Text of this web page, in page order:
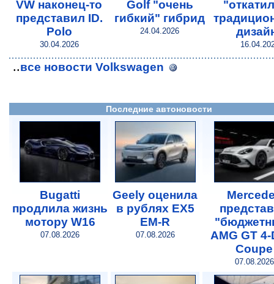
VW наконец-то
представил ID.
Polo
30.04.2026
Golf "очень
гибкий" гибрид
24.04.2026
..все новости Volkswagen
Последние автоновости
Bugatti
продлила жизнь
мотору W16
07.08.2026
Geely оценила
в рублях EX5
EM-R
07.08.2026
AMG GT
Coupe
07.08.2026